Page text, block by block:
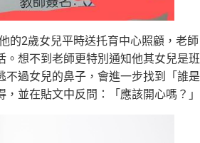
的2歲女兒平時送托育中心照顧，老師
想不到老師更特別通知他其女兒是班
過女兒的鼻子，會進一步找到「誰是
並在貼文中反問：「應該開心嗎？」